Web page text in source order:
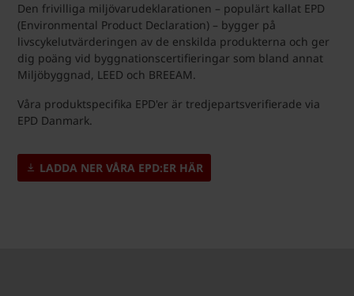
Den frivilliga miljövarudeklarationen – populärt kallat EPD
(Environmental Product Declaration) – bygger på
livscykelutvärderingen av de enskilda produkterna och ger
dig poäng vid byggnationscertifieringar som bland annat
Miljöbyggnad, LEED och BREEAM.
Våra produktspecifika EPD'er är tredjepartsverifierade via
EPD Danmark.
LADDA NER VÅRA EPD:ER HÄR